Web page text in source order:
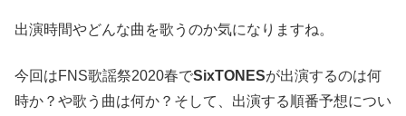
出演時間やどんな曲を歌うのか気になりますね。
今回はFNS歌謡祭2020春でSixTONESが出演するのは何
時か？や歌う曲は何か？そして、出演する順番予想につい